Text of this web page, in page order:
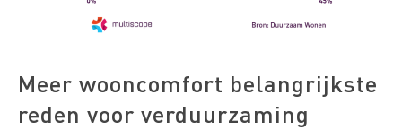
Meer wooncomfort belangrijkste
reden voor verduurzaming